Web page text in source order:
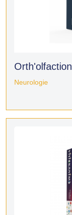
Orth'olfaction
Neurologie